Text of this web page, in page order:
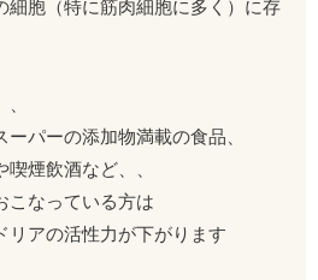
細胞（特に筋肉細胞に多く）に存
パーの添加物満載の食品、
煙飲酒など、、
こなっている方は
リアの活性力が下がります